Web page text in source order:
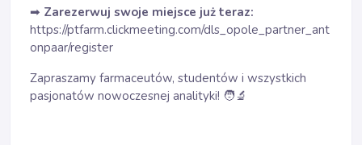
➡ Zarezerwuj swoje miejsce już teraz:
https://ptfarm.clickmeeting.com/dls_opole_partner_ant
onpaar/register
Zapraszamy farmaceutów, studentów i wszystkich
pasjonatów nowoczesnej analityki! 🧑‍ 🔬